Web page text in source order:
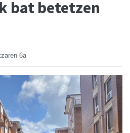
bat betetzen
6a